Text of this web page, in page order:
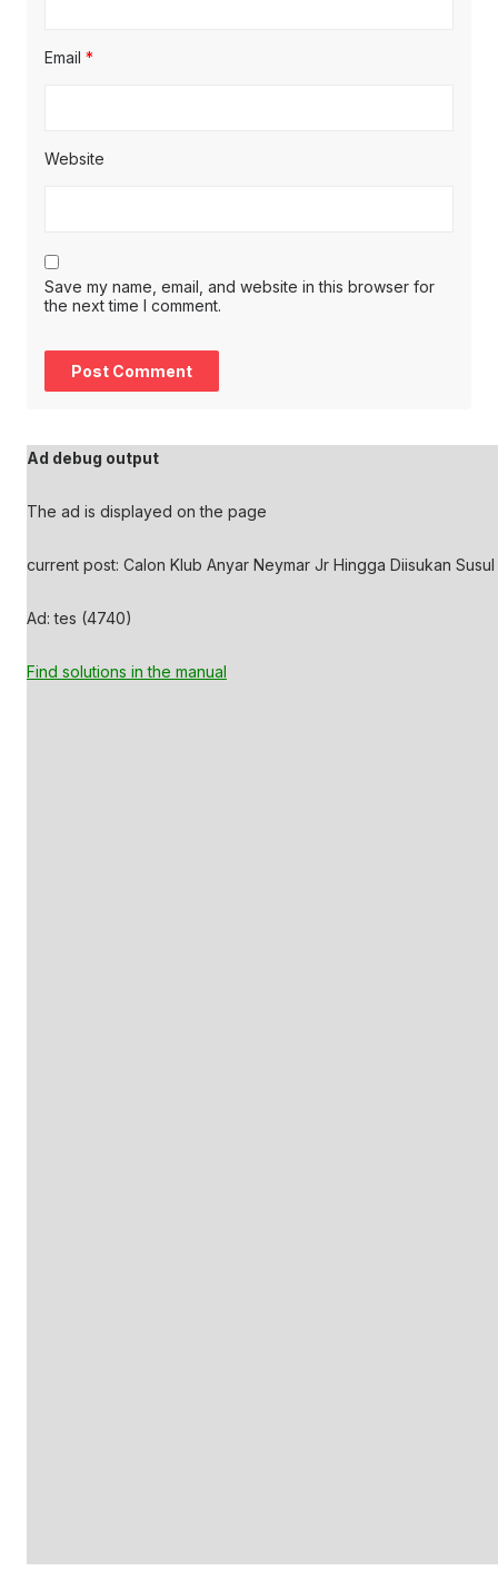
Email *
Website
Save my name, email, and website in this browser for
the next time I comment.
Ad debug output
The ad is displayed on the page
current post: Calon Klub Anyar Neymar Jr Hingga Diisukan Susul
Ad: tes (4740)
Find solutions in the manual